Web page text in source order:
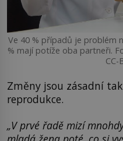
Ve 40 % případů je problém
% mají potíže oba partneři.
CC-
Změny jsou zásadní
reprodukce.
„V prvé řadě mizí